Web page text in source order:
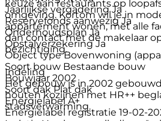
keuze aan restaurants op
omgeving. Kortom wil je in
appartement wonen, met alle
dan contact met de makelaar
bezichtiging.
Indeling
Het gebouw is in 2002
houten kozijnen met HR++
stadsverwarming.
Jaarlijkse vergadering Ja
Reservefonds aanwezig Ja
Onderhoudsplan Ja
Opstalverzekering Ja
Object type Bovenwoning
Soort bouw Bestaande bouw
Bouwjaar 2002
Soort dak Plat dak
Energielabel A+
Energielabel registratie 19-02-